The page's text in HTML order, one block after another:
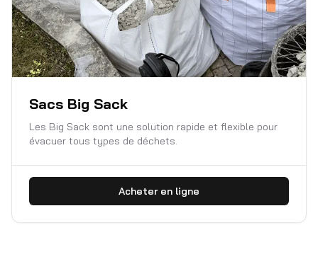
Sacs Big Sack
Les Big Sack sont une solution rapide et flexible pour
évacuer tous types de déchets.
Acheter en ligne